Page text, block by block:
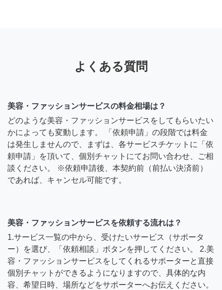
よくある質問
美容・ファッションサービスの料金相場は？
どのような美容・ファッションサービスをしてもらいたい
かによっても変動します。 「依頼申請」の段階では料金
は発生しませんので、まずは、各サービスチケットに「依
頼申請」を頂いて、個別チャットにてお問い合わせ、ご相
談ください。 ※依頼申請後、本契約前（前払い決済前）
であれば、キャンセル可能です。
美容・ファッションサービスを依頼する流れは？
1.サービス一覧の中から、受けたいサービス（サポータ
ー）を選び、「依頼相談」ボタンを押してください。 2.美
容・ファッションサービスをしてくれるサポーターと直接
個別チャットができるようになりますので、具体的な内
容、希望日時、場所などをサポーターへお伝えください。